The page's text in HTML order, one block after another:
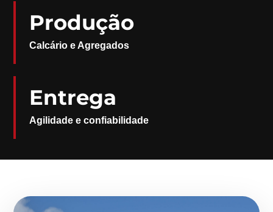
Produção
Calcário e Agregados
Entrega
Agilidade e confiabilidade